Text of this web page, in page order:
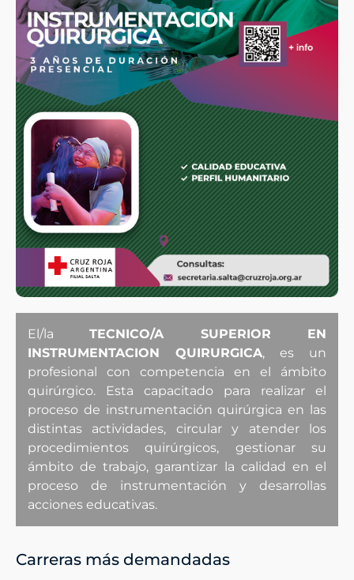
El/laTECNICO/A SUPERIOR EN
INSTRUMENTACION QUIRURGICA, es un
profesional con competencia en el ámbito
quirúrgico. Esta capacitado para realizar el
proceso de instrumentación quirúrgica en las
distintas actividades, circular y atender los
procedimientos quirúrgicos, gestionar su
ámbito de trabajo, garantizar la calidad en el
proceso de instrumentación y desarrollas
acciones educativas.
Carreras más demandadas